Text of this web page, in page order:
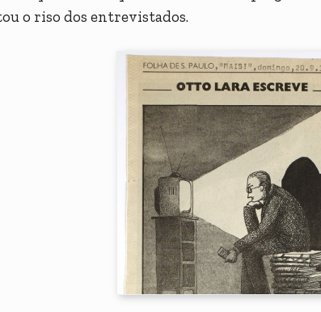
o riso dos entrevistados.